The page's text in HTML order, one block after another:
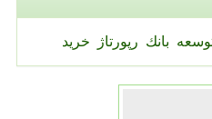
بانك رپورتاژ خرید